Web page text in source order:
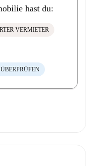
hast du:
VERMIETER